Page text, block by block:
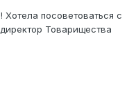
посоветоваться с
Товарищества
уволиться. Мирно
безрезультатны,